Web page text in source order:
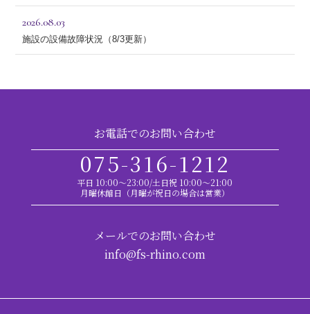
2026.08.03
施設の設備故障状況（8/3更新）
お電話でのお問い合わせ
075-316-1212
平日 10:00～23:00/土日祝 10:00～21:00
月曜休館日（月曜が祝日の場合は営業）
メールでのお問い合わせ
info@fs-rhino.com